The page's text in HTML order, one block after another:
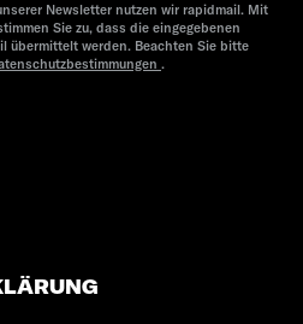
Newsletter nutzen wir rapidmail. Mit
Sie zu, dass die eingegebenen
übermittelt werden. Beachten Sie bitte
.